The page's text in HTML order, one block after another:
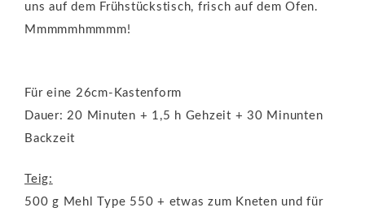
uns auf dem Frühstückstisch, frisch auf dem Ofen.
Mmmmmhmmmm!
Für eine 26cm-Kastenform
Dauer: 20 Minuten + 1,5 h Gehzeit + 30 Minunten
Backzeit
Teig:
500 g Mehl Type 550 + etwas zum Kneten und für